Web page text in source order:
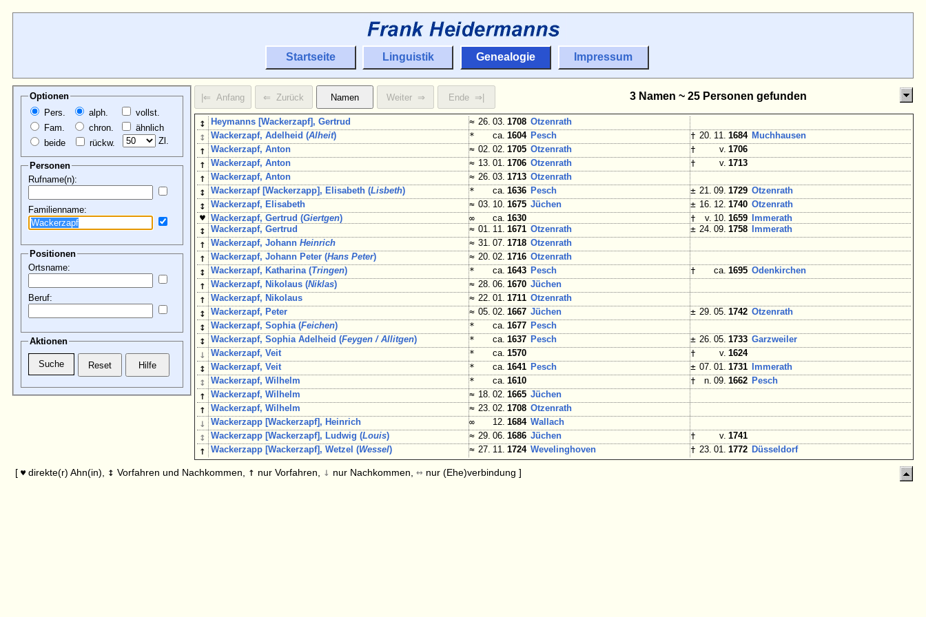
Startseite Linguistik Genealogie Impressum
Optionen
Pers.
Fam.
beide
alph.
chron.
rückw.
vollst.
ähnlich
Zl.
Personen
Rufname(n):
Familienname:
Positionen
Ortsname:
Beruf:
Aktionen
3 Namen ~ 25 Personen gefunden
↕ Heymanns [Wackerzapf], Gertrud ≈ 26. 03. 1708 Otzenrath
↕ Wackerzapf, Adelheid (Alheit) * ca. 1604 Pesch † 20. 11. 1684 Muchhausen
↑ Wackerzapf, Anton ≈ 02. 02. 1705 Otzenrath † v. 1706
↑ Wackerzapf, Anton ≈ 13. 01. 1706 Otzenrath † v. 1713
↑ Wackerzapf, Anton ≈ 26. 03. 1713 Otzenrath
↕ Wackerzapf [Wackerzapp], Elisabeth (Lisbeth) * ca. 1636 Pesch ± 21. 09. 1729 Otzenrath
↕ Wackerzapf, Elisabeth ≈ 03. 10. 1675 Jüchen ± 16. 12. 1740 Otzenrath
♥ Wackerzapf, Gertrud (Giertgen) ∞ ca. 1630 † v. 10. 1659 Immerath
↕ Wackerzapf, Gertrud ≈ 01. 11. 1671 Otzenrath ± 24. 09. 1758 Immerath
↑ Wackerzapf, JohannHeinrich ≈ 31. 07. 1718 Otzenrath
↑ Wackerzapf, Johann Peter (Hans Peter) ≈ 20. 02. 1716 Otzenrath
↕ Wackerzapf, Katharina (Tringen) * ca. 1643 Pesch † ca. 1695 Odenkirchen
↑ Wackerzapf, Nikolaus (Niklas) ≈ 28. 06. 1670 Jüchen
↑ Wackerzapf, Nikolaus ≈ 22. 01. 1711 Otzenrath
↕ Wackerzapf, Peter ≈ 05. 02. 1667 Jüchen ± 29. 05. 1742 Otzenrath
↕ Wackerzapf, Sophia (Feichen) * ca. 1677 Pesch
↕ Wackerzapf, Sophia Adelheid (Feygen / Allitgen) * ca. 1637 Pesch ± 26. 05. 1733 Garzweiler
↓ Wackerzapf, Veit * ca. 1570 † v. 1624
↕ Wackerzapf, Veit * ca. 1641 Pesch ± 07. 01. 1731 Immerath
↕ Wackerzapf, Wilhelm * ca. 1610 † n. 09. 1662 Pesch
↑ Wackerzapf, Wilhelm ≈ 18. 02. 1665 Jüchen
↑ Wackerzapf, Wilhelm ≈ 23. 02. 1708 Otzenrath
↓ Wackerzapp [Wackerzapf], Heinrich ∞ 12. 1684 Wallach
↕ Wackerzapp [Wackerzapf], Ludwig (Louis) ≈ 29. 06. 1686 Jüchen † v. 1741
↑ Wackerzapp [Wackerzapf], Wetzel (Wessel) ≈ 27. 11. 1724 Wevelinghoven † 23. 01. 1772 Düsseldorf
[ ♥ direkte(r) Ahn(in), ↕ Vorfahren und Nachkommen, ↑ nur Vorfahren, ↓ nur Nachkommen, ↔ nur (Ehe)verbindung ]